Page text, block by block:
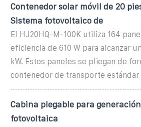
Contenedor solar móvil de 20
Sistema fotovoltaico de
El HJ20HQ-M-100K utiliza 164
eficiencia de 610 W para alcanzar
kW. Estos paneles se pliegan de
contenedor de transporte estándar
Cabina plegable para
fotovoltaica